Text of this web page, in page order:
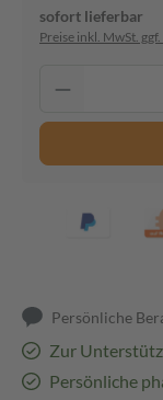
sofort lieferbar
Preise inkl. MwSt.
Persönliche
Zur
Persönliche